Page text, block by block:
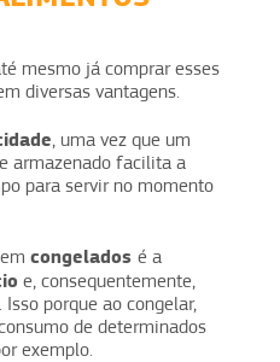
mesmo já comprar esses
diversas vantagens.
, uma vez que um
armazenado facilita a
para servir no momento
congelados é a
e, consequentemente,
porque ao congelar,
de determinados
exemplo.